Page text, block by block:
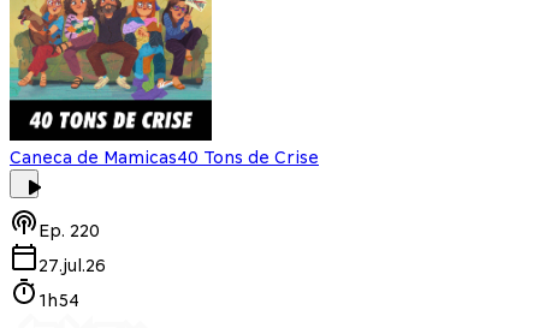
Caneca de Mamicas40 Tons de Crise
Ep. 220
27.jul.26
1h54